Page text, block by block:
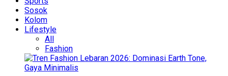
Sosok
Kolom
Lifestyle
All
Fashion